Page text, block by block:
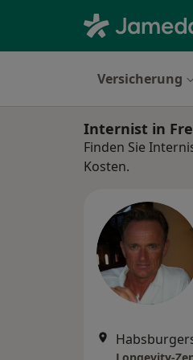
Versicherung
Internist in
Finden Sie
Kosten.